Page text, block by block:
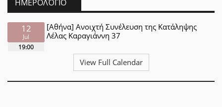
ΗΜΕΡΟΛΌΓΙΟ
12
Jul
19:00
[Αθήνα] Ανοιχτή Συνέλευση της Κατάληψης
Λέλας Καραγιάννη 37
View Full Calendar